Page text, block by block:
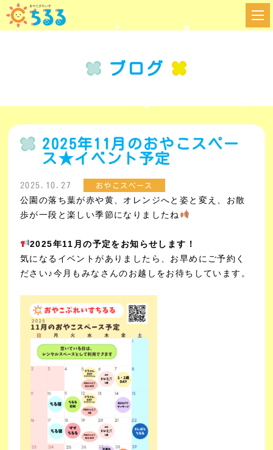
ブログ
2025年11月のおやこスペー
ス★イベント予定
2025.10.27 おやこスペース
公園の落ち葉が赤や黄、オレンジへと姿と変え、お散
歩が一段と楽しい季節になりましたね
2025年11月の予定をお知らせします！
気になるイベントがありましたら、お早めにご予約く
ださい♪今月もみなさんのお越しをお待ちしています。